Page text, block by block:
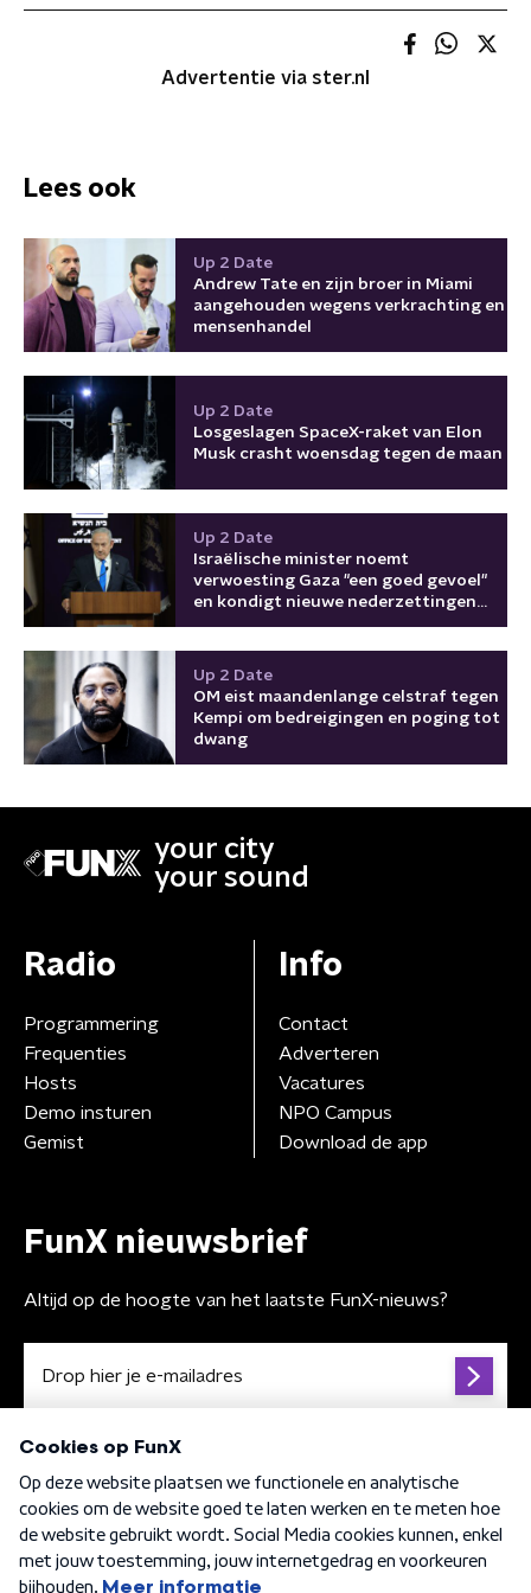
Advertentie via ster.nl
Lees ook
Up 2 Date
Andrew Tate en zijn broer in Miami
aangehouden wegens verkrachting en
mensenhandel
Up 2 Date
Losgeslagen SpaceX-raket van Elon
Musk crasht woensdag tegen de maan
Up 2 Date
Israëlische minister noemt
verwoesting Gaza "een goed gevoel"
en kondigt nieuwe nederzettingen
Up 2 Date
OM eist maandenlange celstraf tegen
Kempi om bedreigingen en poging tot
dwang
your city
your sound
Radio
Programmering
Frequenties
Hosts
Demo insturen
Gemist
Info
Contact
Adverteren
Vacatures
NPO Campus
Download de app
FunX nieuwsbrief
Altijd op de hoogte van het laatste FunX-nieuws?
Algemene voorwaarden Privacybeleid